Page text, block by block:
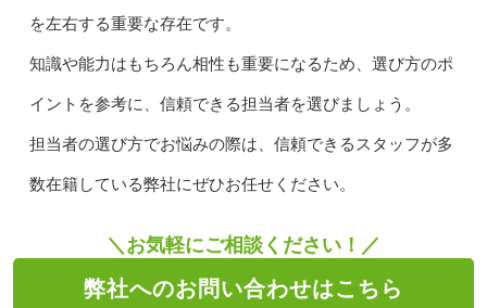
を左右する重要な存在です。
知識や能力はもちろん相性も重要になるため、選び方のポ
イントを参考に、信頼できる担当者を選びましょう。
担当者の選び方でお悩みの際は、信頼できるスタッフが多
数在籍している弊社にぜひお任せください。
＼お気軽にご相談ください！／
弊社へのお問い合わせはこちら